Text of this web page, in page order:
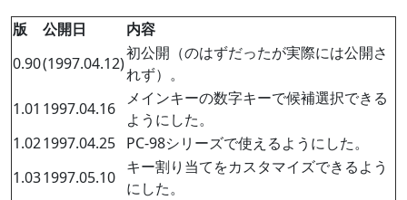
版 公開日
内容
0.90(1997.04.12)
初公開（のはずだったが実際には公開さ
れず）。
1.01 1997.04.16
メインキーの数字キーで候補選択できる
ようにした。
1.021997.04.25 PC-98シリーズで使えるようにした。
1.031997.05.10
キー割り当てをカスタマイズできるよう
にした。